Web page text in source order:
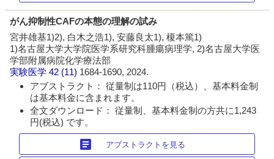
がん抑制性CAFの本態の理解の試み
宮井雄基1)2), 白木之浩1), 安藤良太1), 榎本篤1)
1)名古屋大学大学院医学系研究科腫瘍病理学, 2)名古屋大学医
学部附属病院化学療法部
実験医学 42 (11) 1684-1690, 2024.
アブストラクト： 従量制は110円（税込）、基本料金制
は基本料金に含まれます。
全文ダウンロード： 従量制、基本料金制の方共に1,243
円(税込) です。
article アブストラクトを見る